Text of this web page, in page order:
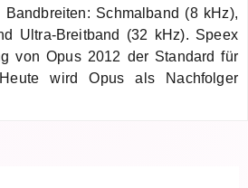
Schmalband (8 kHz),
Ultra-Breitband (32 kHz). Speex
von Opus 2012 der Standard für
Heute wird Opus als Nachfolger